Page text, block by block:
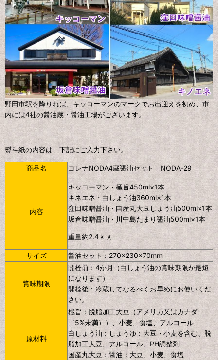
野田市駅を降りれば、キッコーマンのマークでお出迎えを初め、市
内には4社の醤油蔵・醤油工場がございます。
熨斗紙の内容は、下記にご入力下さい。
商品名 コレナNODA4蔵醤油セット NODA-29
内容
キッコーマン・極旨450ml×1本
キネエネ・白しょう油360ml×1本
窪田味噌醤油・国産丸大豆しょう油500ml×1本
坂倉味噌醤油・川中島たまり醤油500ml×1本
重量約2.4ｋｇ
サイズ 醤油セット：270×230×70mm
賞味期限
開栓前：4か月（白しょう油の賞味期限が最短
になります）
開栓後：冷蔵してなるべくお早めにお使いくだ
さい。
原材料
極旨：脱脂加工大豆（アメリカ又はカナダ
（5%未満））、小麦、食塩、アルコール
白しょう油： しょうゆ：大豆・小麦を含む、脱
脂加工大豆、アルコール、PH調整剤
国産丸大豆：醤油：大豆、小麦、食塩